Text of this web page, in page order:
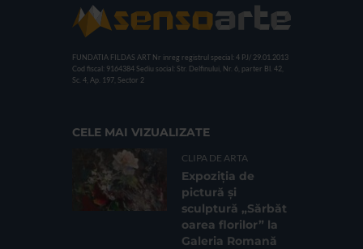
FUNDATIA FILDAS ART Nr inreg registrul special: 4 PJ/ 29.01.2013
Cod fiscal: 9164384 Sediu social: Str. Delfinului, Nr. 6, parter Bl. 42,
Sc. 4, Ap. 197, Sector 2
CELE MAI VIZUALIZATE
CLIPA DE ARTA
Expoziția de
pictură și
sculptură „Sărbăt
oarea florilor” la
Galeria Romană